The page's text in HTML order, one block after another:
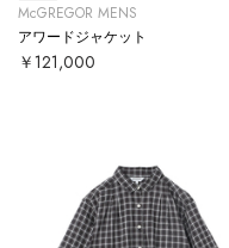
McGREGOR MENS
アワードジャケット
￥121,000